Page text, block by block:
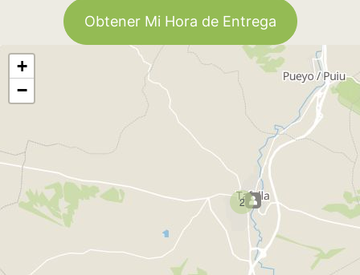
Obtener Mi Hora de Entrega
2
+
−